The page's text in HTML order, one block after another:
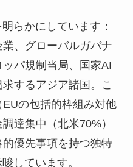
らかにしています：
、グローバルガバナ
パ規制当局、国家AI
するアジア諸国。こ
の包括的枠組み対他
達集中（北米70%）
優先事項を持つ独特
しています。